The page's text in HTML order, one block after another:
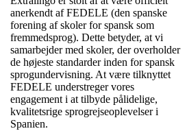
anerkendt af FEDELE (den spanske
forening af skoler for spansk som
fremmedsprog). Dette betyder, at vi
samarbejder med skoler, der overholder
de højeste standarder inden for spansk
sprogundervisning. At være tilknyttet
FEDELE understreger vores
engagement i at tilbyde pålidelige,
kvalitetsrige sprogrejseoplevelser i
Spanien.